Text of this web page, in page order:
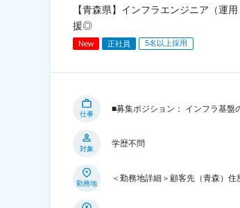
【青森県】インフラエンジニア（運
援◎
New 正社員 5名以上採用
仕事
■募集ポジション： インフラ基盤
対象
学歴不問
勤務地
＜勤務地詳細＞顧客先（青森）